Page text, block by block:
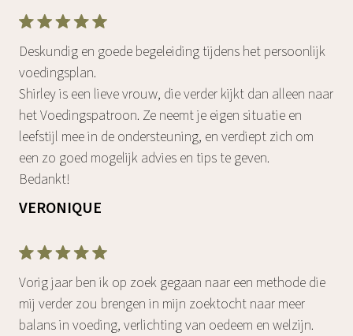
Deskundig en goede begeleiding tijdens het persoonlijk
voedingsplan.
Shirley is een lieve vrouw, die verder kijkt dan alleen naar
het Voedingspatroon. Ze neemt je eigen situatie en
leefstijl mee in de ondersteuning, en verdiept zich om
een zo goed mogelijk advies en tips te geven.
Bedankt!
VERONIQUE
Vorig jaar ben ik op zoek gegaan naar een methode die
mij verder zou brengen in mijn zoektocht naar meer
balans in voeding, verlichting van oedeem en welzijn.